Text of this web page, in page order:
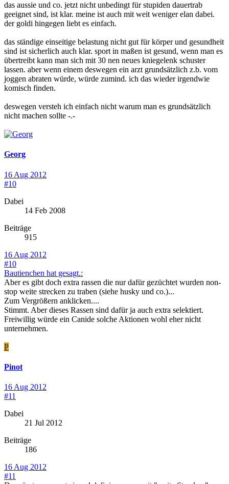
das aussie und co. jetzt nicht unbedingt für stupiden dauertrab
geeignet sind, ist klar. meine ist auch mit weit weniger elan dabei.
der goldi hingegen liebt es einfach.
das ständige einseitige belastung nicht gut für körper und gesundheit
sind ist sicherlich auch klar. sport in maßen ist gesund, wenn man es
übertreibt kann man sich mit 30 nen neues kniegelenk schuster
lassen. aber wenn einem deswegen ein arzt grundsätzlich z.b. vom
joggen abraten würde, würde zumind. ich das wieder irgendwie
komisch finden.
deswegen versteh ich einfach nicht warum man es grundsätzlich
nicht machen sollte -.-
Georg
16 Aug 2012
#10
Dabei
14 Feb 2008
Beiträge
915
16 Aug 2012
#10
Bautienchen hat gesagt.:
Aber es gibt doch extra rassen die nur dafür gezüchtet wurden non-
stop weite strecken zu traben (siehe husky und co.)...
Zum Vergrößern anklicken....
Stimmt. Aber dieses Rassen sind dafür ja auch extra selektiert.
Freiwillig würde ein Canide solche Aktionen wohl eher nicht
unternehmen.
P
Pinot
16 Aug 2012
#11
Dabei
21 Jul 2012
Beiträge
186
16 Aug 2012
#11